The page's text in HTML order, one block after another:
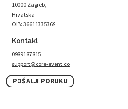
10000 Zagreb,
Hrvatska
OIB: 36611335369
Kontakt
0989187815
support@core-event.co
POŠALJI PORUKU